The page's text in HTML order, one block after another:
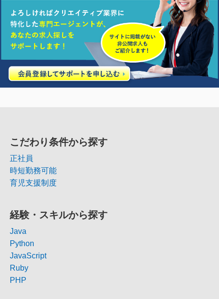
こだわり条件から探す
正社員
時短勤務可能
育児支援制度
経験・スキルから探す
Java
Python
JavaScript
Ruby
PHP